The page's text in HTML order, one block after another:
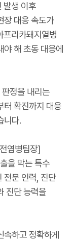
발생 이후
장 대응 속도가
프리카돼지열병
해 초동 대응에
정을 내리는
터 확진까지 대응
니다.
염병팀장]
을 막는 특수
전문 인력, 진단
진단 능력을
하고 정확하게